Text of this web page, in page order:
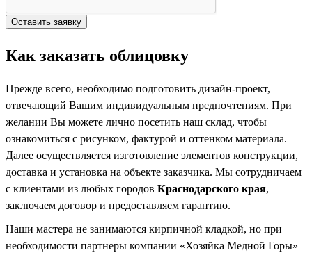
Как заказать облицовку
Прежде всего, необходимо подготовить дизайн-проект,
отвечающий Вашим индивидуальным предпочтениям. При
желании Вы можете лично посетить наш склад, чтобы
ознакомиться с рисунком, фактурой и оттенком материала.
Далее осуществляется изготовление элементов конструкции,
доставка и установка на объекте заказчика. Мы сотрудничаем
с клиентами из любых городов Краснодарского края,
заключаем договор и предоставляем гарантию.
Наши мастера не занимаются кирпичной кладкой, но при
необходимости партнеры компании «Хозяйка Медной Горы»